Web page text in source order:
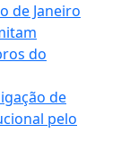
de Janeiro
do
de
pelo